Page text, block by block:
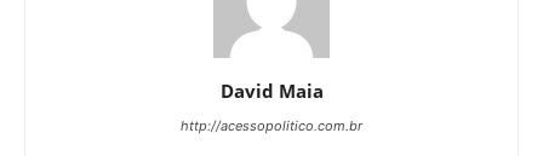
David Maia
http://acessopolitico.com.br